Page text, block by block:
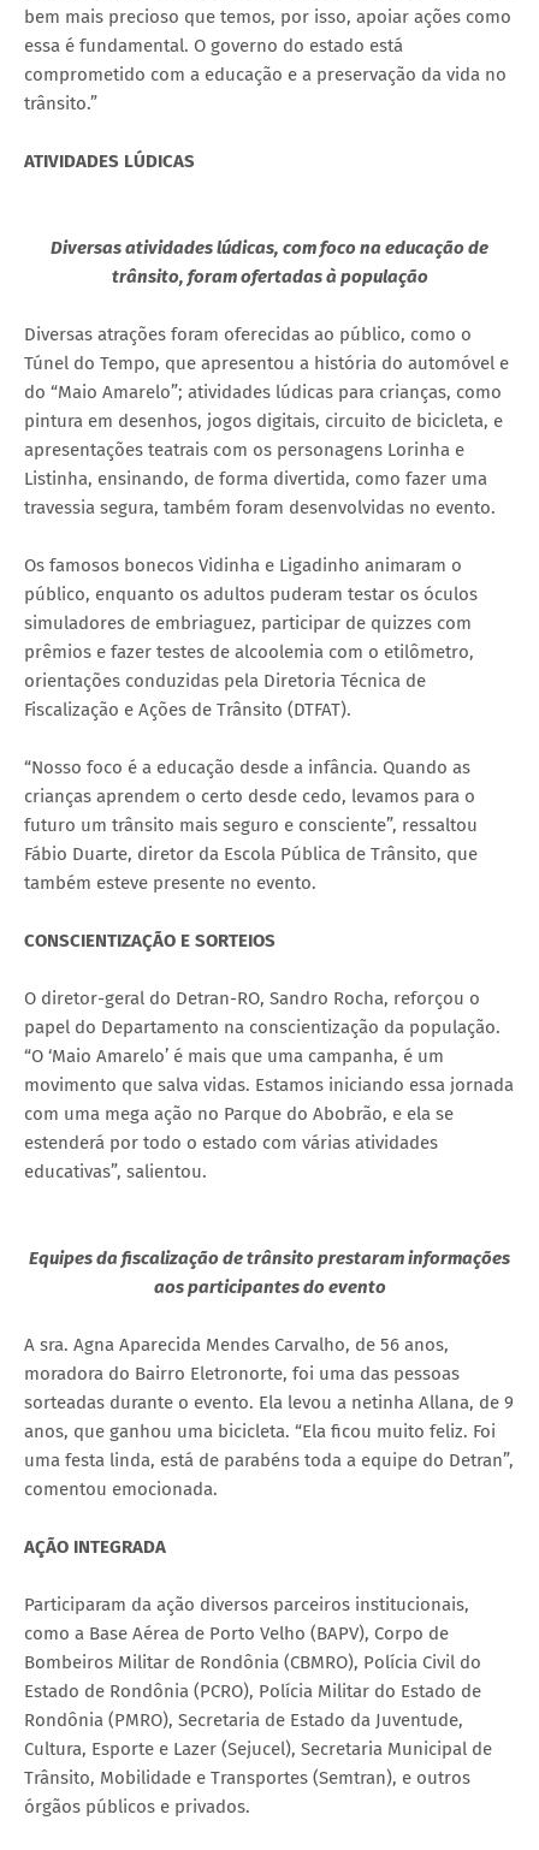
bem mais precioso que temos, por isso, apoiar ações como
essa é fundamental. O governo do estado está
comprometido com a educação e a preservação da vida no
trânsito.”
ATIVIDADES LÚDICAS
Diversas atividades lúdicas, com foco na educação de
trânsito, foram ofertadas à população
Diversas atrações foram oferecidas ao público, como o
Túnel do Tempo, que apresentou a história do automóvel e
do “Maio Amarelo”; atividades lúdicas para crianças, como
pintura em desenhos, jogos digitais, circuito de bicicleta, e
apresentações teatrais com os personagens Lorinha e
Listinha, ensinando, de forma divertida, como fazer uma
travessia segura, também foram desenvolvidas no evento.
Os famosos bonecos Vidinha e Ligadinho animaram o
público, enquanto os adultos puderam testar os óculos
simuladores de embriaguez, participar de quizzes com
prêmios e fazer testes de alcoolemia com o etilômetro,
orientações conduzidas pela Diretoria Técnica de
Fiscalização e Ações de Trânsito (DTFAT).
“Nosso foco é a educação desde a infância. Quando as
crianças aprendem o certo desde cedo, levamos para o
futuro um trânsito mais seguro e consciente”, ressaltou
Fábio Duarte, diretor da Escola Pública de Trânsito, que
também esteve presente no evento.
CONSCIENTIZAÇÃO E SORTEIOS
O diretor-geral do Detran-RO, Sandro Rocha, reforçou o
papel do Departamento na conscientização da população.
“O ‘Maio Amarelo’ é mais que uma campanha, é um
movimento que salva vidas. Estamos iniciando essa jornada
com uma mega ação no Parque do Abobrão, e ela se
estenderá por todo o estado com várias atividades
educativas”, salientou.
Equipes da fiscalização de trânsito prestaram informações
aos participantes do evento
A sra. Agna Aparecida Mendes Carvalho, de 56 anos,
moradora do Bairro Eletronorte, foi uma das pessoas
sorteadas durante o evento. Ela levou a netinha Allana, de 9
anos, que ganhou uma bicicleta. “Ela ficou muito feliz. Foi
uma festa linda, está de parabéns toda a equipe do Detran”,
comentou emocionada.
AÇÃO INTEGRADA
Participaram da ação diversos parceiros institucionais,
como a Base Aérea de Porto Velho (BAPV), Corpo de
Bombeiros Militar de Rondônia (CBMRO), Polícia Civil do
Estado de Rondônia (PCRO), Polícia Militar do Estado de
Rondônia (PMRO), Secretaria de Estado da Juventude,
Cultura, Esporte e Lazer (Sejucel), Secretaria Municipal de
Trânsito, Mobilidade e Transportes (Semtran), e outros
órgãos públicos e privados.